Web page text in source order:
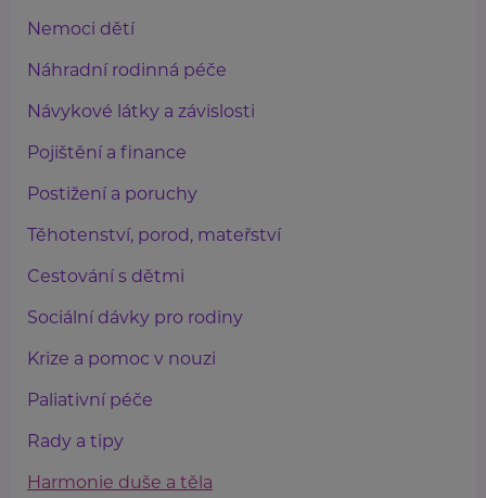
Nemoci dětí
Náhradní rodinná péče
Návykové látky a závislosti
Pojištění a finance
Postižení a poruchy
Těhotenství, porod, mateřství
Cestování s dětmi
Sociální dávky pro rodiny
Krize a pomoc v nouzi
Paliativní péče
Rady a tipy
Harmonie duše a těla